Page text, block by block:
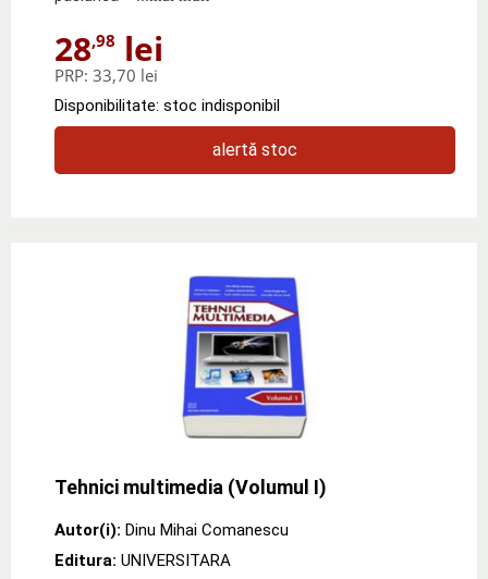
28,98 lei
PRP: 33,70 lei
Disponibilitate: stoc indisponibil
alertă stoc
Tehnici multimedia (Volumul I)
Autor(i): Dinu Mihai Comanescu
Editura: UNIVERSITARA